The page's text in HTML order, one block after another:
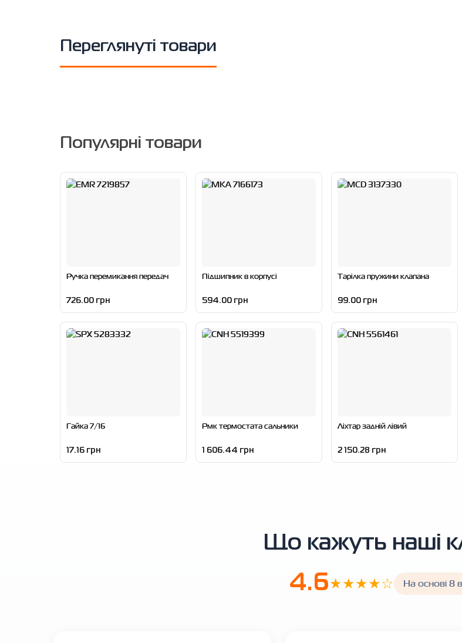
Переглянуті товари
Популярні товари
Ручка перемикання передач
726.00 грн
Підшипник в корпусі
594.00 грн
Тарілка пружини клапана
99.00 грн
Гайка 7/16
17.16 грн
Рмк термостата сальники
1 606.44 грн
Ліхтар задній лівий
2 150.28 грн
Що кажуть наші
4.6★★★★☆ На основі 8